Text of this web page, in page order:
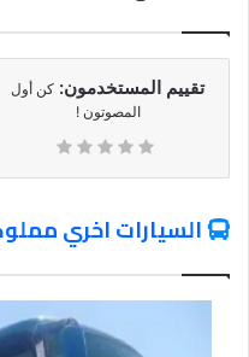
تقييم المستخدمون: كن أول
المصوتون !
السيارات اخري